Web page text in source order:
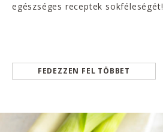
egészséges receptek sokféleségét!
FEDEZZEN FEL TÖBBET